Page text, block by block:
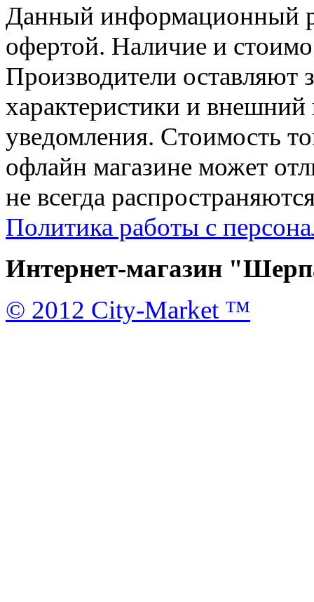
Данный информационный
офертой. Наличие и
Производители оставляют
характеристики и внешний
уведомления. Стоимость
офлайн магазине может
не всегда
Политика работы с
Интернет-магазин
© 2012 City-Market ™